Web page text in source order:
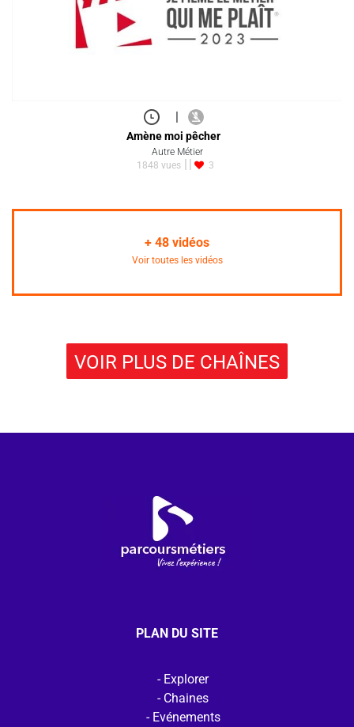
|
Amène moi pêcher
Autre Métier
1848 vues
3
+ 48 vidéos
Voir toutes les vidéos
VOIR PLUS DE CHAÎNES
PLAN DU SITE
Explorer
Chaines
Evénements